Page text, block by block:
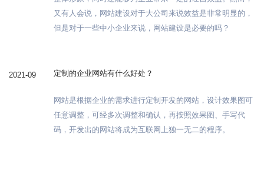
又有人会说，网站建设对于大公司来说效益是非常明显的，
但是对于一些中小企业来说，网站建设是必要的吗？
2021-09 定制的企业网站有什么好处？
网站是根据企业的需求进行定制开发的网站，设计效果图可
任意调整，可经多次调整和确认，再按照效果图、手写代
码，开发出的网站将成为互联网上独一无二的程序。